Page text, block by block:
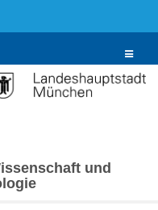
Toggle
und